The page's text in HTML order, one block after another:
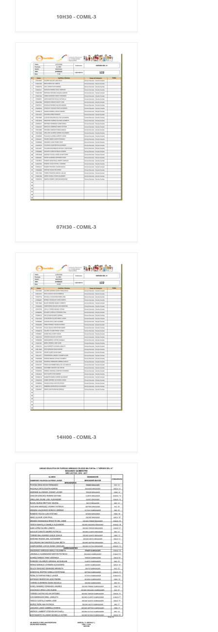
10H30 - COMIL-3
07H30 - COMIL-3
14H00 - COMIL-3